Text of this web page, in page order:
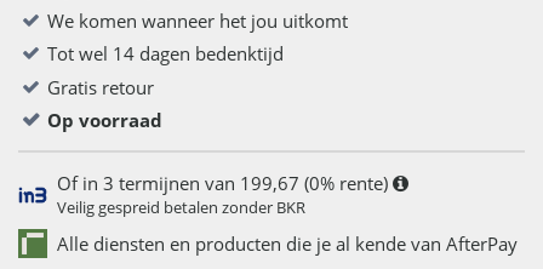
We komen wanneer het jou uitkomt
Tot wel 14 dagen bedenktijd
Gratis retour
Op voorraad
Of in 3 termijnen van 199,67 (0% rente)
Veilig gespreid betalen zonder BKR
Alle diensten en producten die je al kende van AfterPay